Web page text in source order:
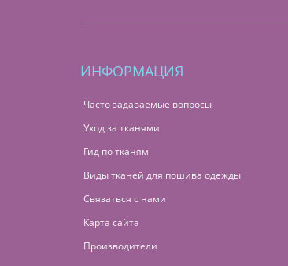
ИНФОРМАЦИЯ
Часто задаваемые вопросы
Уход за тканями
Гид по тканям
Виды тканей для пошива одежды
Связаться с нами
Карта сайта
Производители